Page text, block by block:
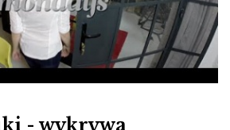
- wykrywa